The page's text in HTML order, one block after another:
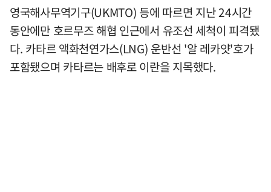
영국해사무역기구(UKMTO) 등에 따르면 지난 24시간
동안에만 호르무즈 해협 인근에서 유조선 세척이 피격됐
다. 카타르 액화천연가스(LNG) 운반선 '알 레카얏'호가
포함됐으며 카타르는 배후로 이란을 지목했다.